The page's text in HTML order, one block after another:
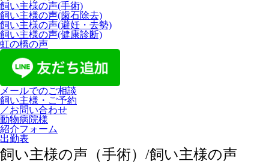
飼い主様の声(手術)
飼い主様の声(歯石除去)
飼い主様の声(避妊・去勢)
飼い主様の声(健康診断)
虹の橋の声
メールでのご相談
飼い主様・ご予約
／お問い合わせ
動物病院様
紹介フォーム
出勤表
飼い主様の声（手術）/飼い主様の声